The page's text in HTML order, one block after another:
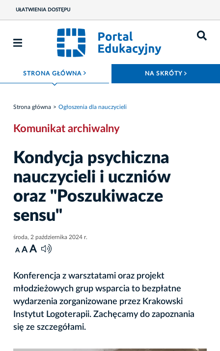
UŁATWIENIA DOSTĘPU
STRONA GŁÓWNA ROZWIŃ MENU NA SKRÓTY
Strona główna Ogłoszenia dla nauczycieli
Komunikat archiwalny
Kondycja psychiczna
nauczycieli i uczniów
oraz "Poszukiwacze
sensu"
środa, 2 października 2024 r.
A A A
Konferencja z warsztatami oraz projekt
młodzieżowych grup wsparcia to bezpłatne
wydarzenia zorganizowane przez Krakowski
Instytut Logoterapii. Zachęcamy do zapoznania
się ze szczegółami.